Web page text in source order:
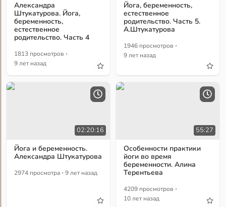
Александра
Штукатурова. Йога,
беременность,
естественное
родительство. Часть 4
1813 просмотров ·
9 лет назад
Йога, беременность,
естественное
родительство. Часть 5.
А.Штукатурова
1946 просмотров ·
9 лет назад
02:20:16
Йога и беременность.
Александра Штукатурова
2974 просмотра · 9 лет назад
55:27
Особенности практики
йоги во время
беременности. Алина
Терентьева
4209 просмотров ·
10 лет назад